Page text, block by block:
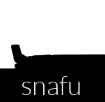
snafu